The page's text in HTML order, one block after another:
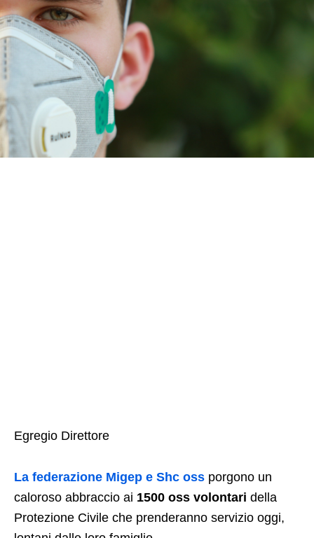
Egregio Direttore
La federazione Migep e Shc oss porgono un
caloroso abbraccio ai 1500 oss volontari della
Protezione Civile che prenderanno servizio oggi,